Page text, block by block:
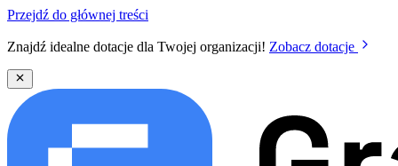
Przejdź do głównej treści
Znajdź idealne dotacje dla Twojej organizacji! Zobacz dotacje